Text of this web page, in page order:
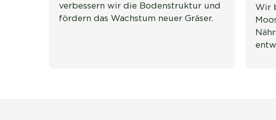
verbessern wir die Bodenstruktur und
fördern das Wachstum neuer Gräser.
Wir